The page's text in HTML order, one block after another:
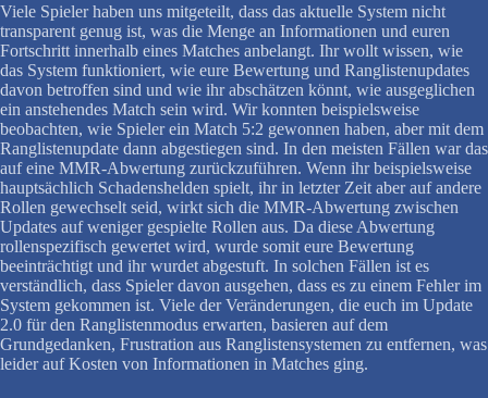
Viele Spieler haben uns mitgeteilt, dass das aktuelle System nicht
transparent genug ist, was die Menge an Informationen und euren
Fortschritt innerhalb eines Matches anbelangt. Ihr wollt wissen, wie
das System funktioniert, wie eure Bewertung und Ranglistenupdates
davon betroffen sind und wie ihr abschätzen könnt, wie ausgeglichen
ein anstehendes Match sein wird. Wir konnten beispielsweise
beobachten, wie Spieler ein Match 5:2 gewonnen haben, aber mit dem
Ranglistenupdate dann abgestiegen sind. In den meisten Fällen war das
auf eine MMR-Abwertung zurückzuführen. Wenn ihr beispielsweise
hauptsächlich Schadenshelden spielt, ihr in letzter Zeit aber auf andere
Rollen gewechselt seid, wirkt sich die MMR-Abwertung zwischen
Updates auf weniger gespielte Rollen aus. Da diese Abwertung
rollenspezifisch gewertet wird, wurde somit eure Bewertung
beeinträchtigt und ihr wurdet abgestuft. In solchen Fällen ist es
verständlich, dass Spieler davon ausgehen, dass es zu einem Fehler im
System gekommen ist. Viele der Veränderungen, die euch im Update
2.0 für den Ranglistenmodus erwarten, basieren auf dem
Grundgedanken, Frustration aus Ranglistensystemen zu entfernen, was
leider auf Kosten von Informationen in Matches ging.